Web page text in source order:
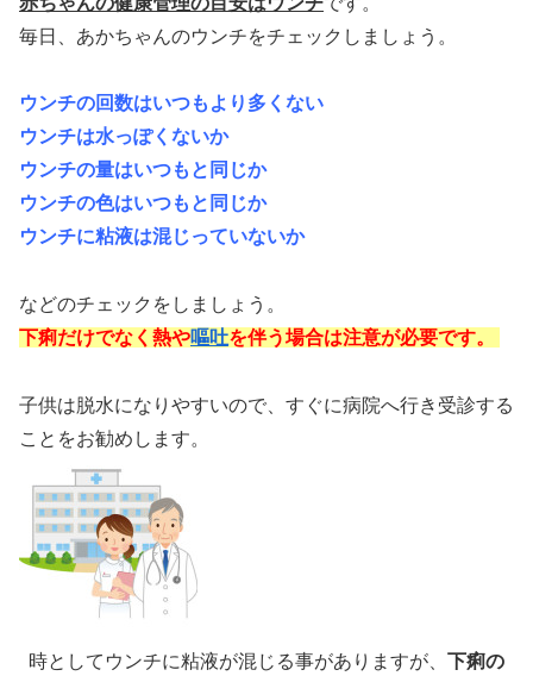
毎日、あかちゃんのウンチをチェックしましょう。
ウンチの回数はいつもより多くない
ウンチは水っぽくないか
ウンチの量はいつもと同じか
ウンチの色はいつもと同じか
ウンチに粘液は混じっていないか
などのチェックをしましょう。
下痢だけでなく熱や嘔吐を伴う場合は注意が必要です。
子供は脱水になりやすいので、すぐに病院へ行き受診する
ことをお勧めします。
時としてウンチに粘液が混じる事がありますが、 下痢の